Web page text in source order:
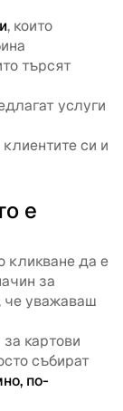
, които
търсят
услуги
си и
е
кликване да е
за
че уважаваш
за картови
събират
по-